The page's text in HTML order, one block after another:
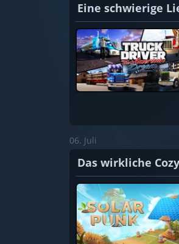
Eine schwierige
06. Juli
Das wirkliche